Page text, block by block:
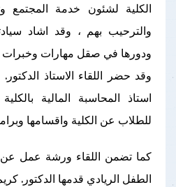
الكلية لشئون خدمة المجتمع
والترحيب بهم ، وقد اشاد
ودورها في صقل مهارات وخبرات
وقد حضر اللقاء الاستاذ
استاذ المحاسبة المالية
للطلاب عن الكلية واقسامها
كما تضمن اللقاء ورشة عمل عن
الطفل الريادي قدمها الدكتور.